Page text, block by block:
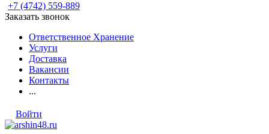
+7 (4742) 559-889
Заказать звонок
Ответственное Хранение
Услуги
Доставка
Вакансии
Контакты
...
Войти